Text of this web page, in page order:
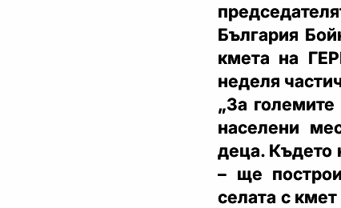
България
кмета на
неделя
„За
населени
деца. Където
– ще
селата с